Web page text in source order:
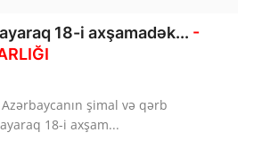
18-i axşamadək... -
şimal və qərb
18-i axşam...